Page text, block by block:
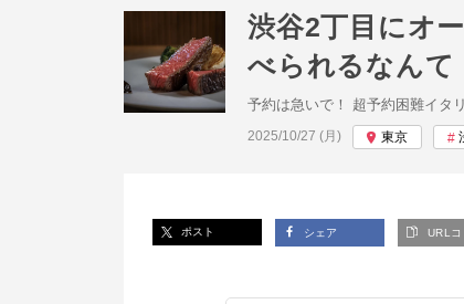
渋谷2丁目にオ
べられるなんて
予約は急いで！ 超予約困難イタ
投稿日:
2025/10/27 (月) 東京
ポスト シェア URLコ